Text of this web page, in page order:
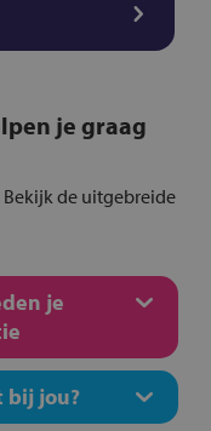
je graag
Bekijk de uitgebreide
je
bij jou?